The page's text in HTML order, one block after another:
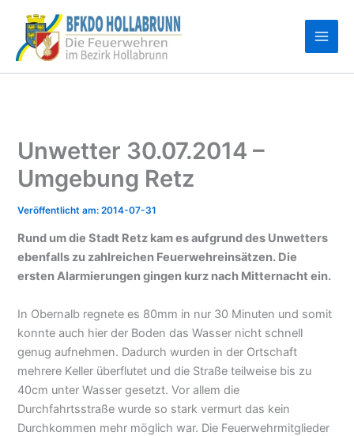
Inhalt
springen
Unwetter 30.07.2014 –
Umgebung Retz
2014-07-31
Rund um die Stadt Retz kam es aufgrund des Unwetters
ebenfalls zu zahlreichen Feuerwehreinsätzen. Die
ersten Alarmierungen gingen kurz nach Mitternacht ein.
In Obernalb regnete es 80mm in nur 30 Minuten und somit
konnte auch hier der Boden das Wasser nicht schnell
genug aufnehmen. Dadurch wurden in der Ortschaft
mehrere Keller überflutet und die Straße teilweise bis zu
40cm unter Wasser gesetzt. Vor allem die
Durchfahrtsstraße wurde so stark vermurt das kein
Durchkommen mehr möglich war. Die Feuerwehrmitglieder